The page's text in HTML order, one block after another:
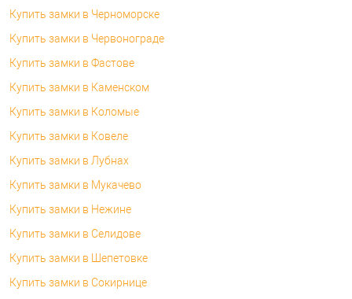
Купить замки в Черноморске
Купить замки в Червонограде
Купить замки в Фастове
Купить замки в Каменском
Купить замки в Коломые
Купить замки в Ковеле
Купить замки в Лубнах
Купить замки в Мукачево
Купить замки в Нежине
Купить замки в Селидове
Купить замки в Шепетовке
Купить замки в Сокирнице